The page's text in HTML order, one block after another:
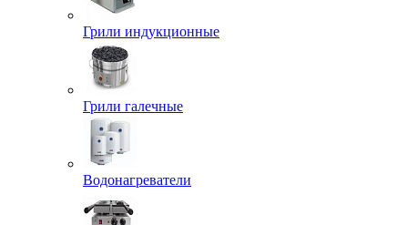
Грили индукционные
Грили галечные
Водонагреватели